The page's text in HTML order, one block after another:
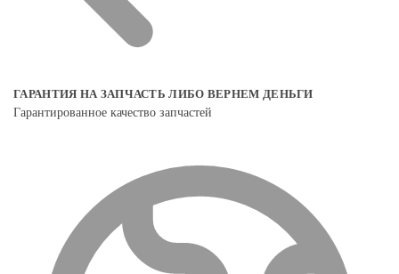
ГАРАНТИЯ НА ЗАПЧАСТЬ ЛИБО ВЕРНЕМ ДЕНЬГИ
Гарантированное качество запчастей